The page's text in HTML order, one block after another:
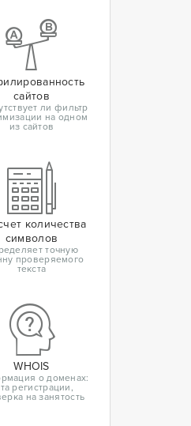
сайтов
ли фильтр
на одном
из сайтов
количества
символов
точную
проверяемого
текста
WHOIS
о доменах:
регистрации,
на занятость